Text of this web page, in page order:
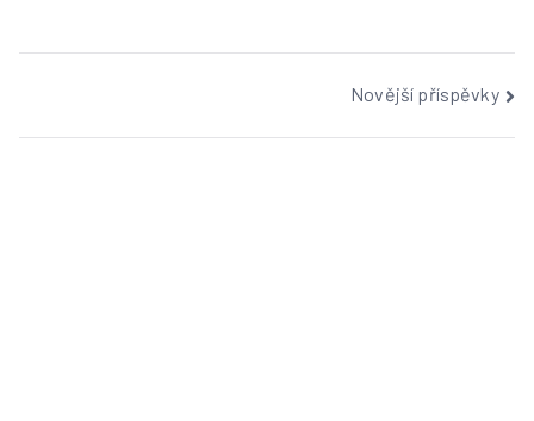
pro
Novější příspěvky